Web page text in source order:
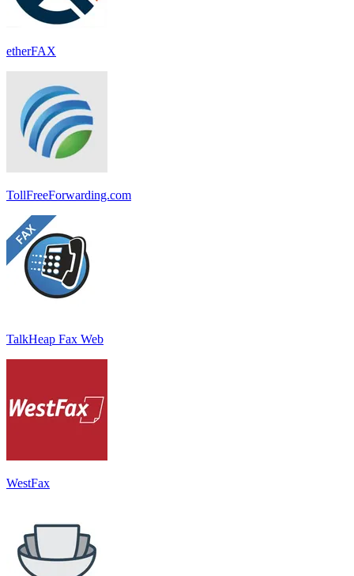
etherFAX
TollFreeForwarding.com
TalkHeap Fax Web
WestFax